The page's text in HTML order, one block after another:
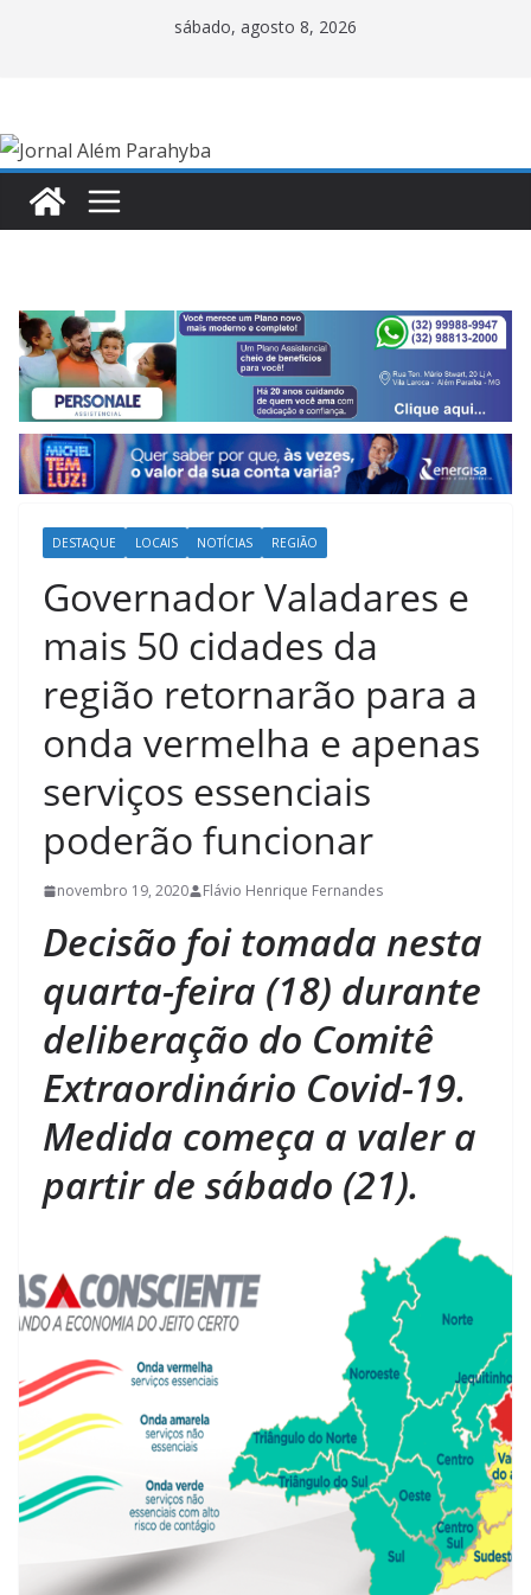
sábado, agosto 8, 2026
DESTAQUE LOCAIS NOTÍCIAS REGIÃO
Governador Valadares e
mais 50 cidades da
região retornarão para a
onda vermelha e apenas
serviços essenciais
poderão funcionar
novembro 19, 2020 Flávio Henrique Fernandes
Decisão foi tomada nesta
quarta-feira (18) durante
deliberação do Comitê
Extraordinário Covid-19.
Medida começa a valer a
partir de sábado (21).